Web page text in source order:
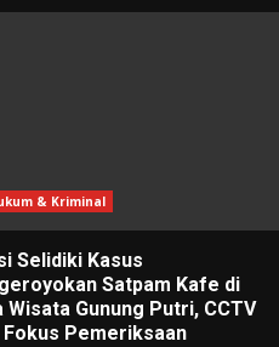
& Kriminal
Selidiki Kasus
Satpam Kafe di
Wisata Gunung Putri, CCTV
Fokus Pemeriksaan